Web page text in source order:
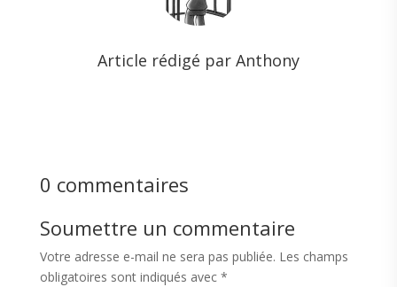
Article rédigé par Anthony
0 commentaires
Soumettre un commentaire
Votre adresse e-mail ne sera pas publiée. Les champs
obligatoires sont indiqués avec *